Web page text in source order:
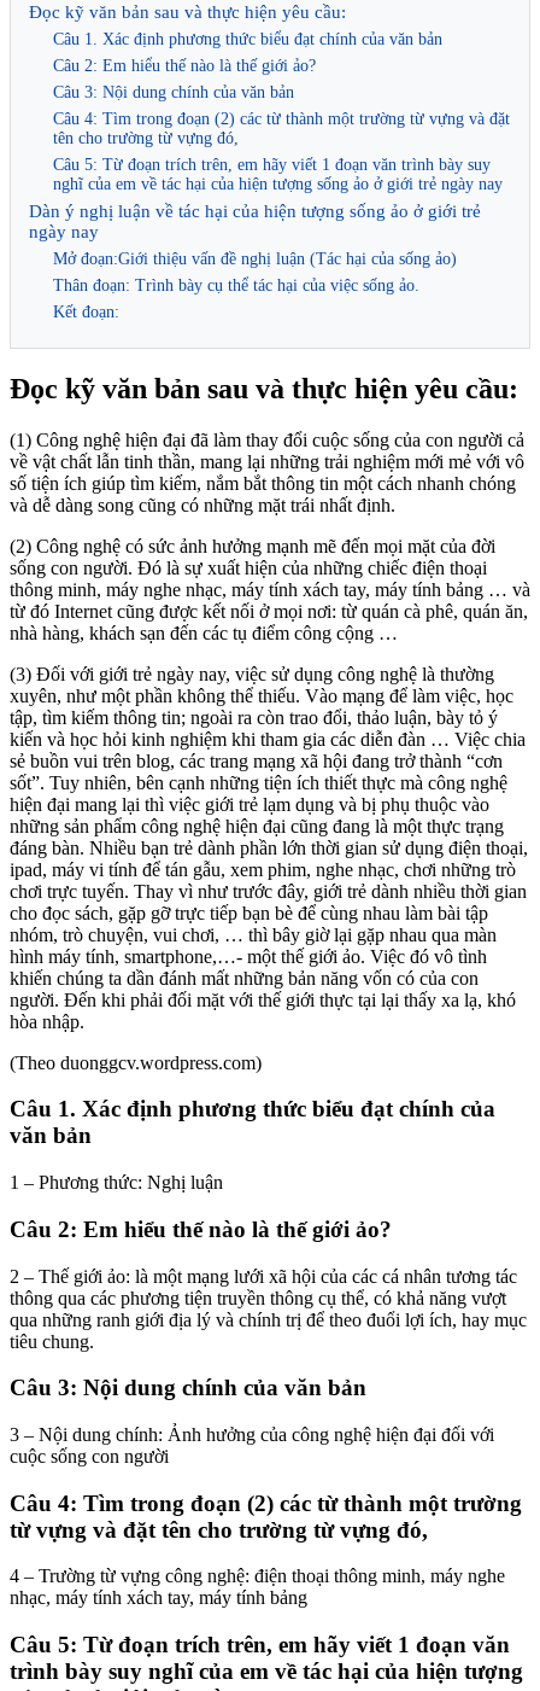
Đọc kỹ văn bản sau và thực hiện yêu cầu:
Câu 1. Xác định phương thức biểu đạt chính của văn bản
Câu 2: Em hiểu thế nào là thế giới ảo?
Câu 3: Nội dung chính của văn bản
Câu 4: Tìm trong đoạn (2) các từ thành một trường từ vựng và đặt
tên cho trường từ vựng đó,
Câu 5: Từ đoạn trích trên, em hãy viết 1 đoạn văn trình bày suy
nghĩ của em về tác hại của hiện tượng sống ảo ở giới trẻ ngày nay
Dàn ý nghị luận về tác hại của hiện tượng sống ảo ở giới trẻ
ngày nay
Mở đoạn:Giới thiệu vấn đề nghị luận (Tác hại của sống ảo)
Thân đoạn: Trình bày cụ thể tác hại của việc sống ảo.
Kết đoạn:
Đọc kỹ văn bản sau và thực hiện yêu cầu:
(1) Công nghệ hiện đại đã làm thay đổi cuộc sống của con người cả
về vật chất lẫn tinh thần, mang lại những trải nghiệm mới mẻ với vô
số tiện ích giúp tìm kiếm, nắm bắt thông tin một cách nhanh chóng
và dễ dàng song cũng có những mặt trái nhất định.
(2) Công nghệ có sức ảnh hưởng mạnh mẽ đến mọi mặt của đời
sống con người. Đó là sự xuất hiện của những chiếc điện thoại
thông minh, máy nghe nhạc, máy tính xách tay, máy tính bảng … và
từ đó Internet cũng được kết nối ở mọi nơi: từ quán cà phê, quán ăn,
nhà hàng, khách sạn đến các tụ điểm công cộng …
(3) Đối với giới trẻ ngày nay, việc sử dụng công nghệ là thường
xuyên, như một phần không thể thiếu. Vào mạng để làm việc, học
tập, tìm kiếm thông tin; ngoài ra còn trao đổi, thảo luận, bày tỏ ý
kiến và học hỏi kinh nghiệm khi tham gia các diễn đàn … Việc chia
sẻ buồn vui trên blog, các trang mạng xã hội đang trở thành “cơn
sốt”. Tuy nhiên, bên cạnh những tiện ích thiết thực mà công nghệ
hiện đại mang lại thì việc giới trẻ lạm dụng và bị phụ thuộc vào
những sản phẩm công nghệ hiện đại cũng đang là một thực trạng
đáng bàn. Nhiều bạn trẻ dành phần lớn thời gian sử dụng điện thoại,
ipad, máy vi tính để tán gẫu, xem phim, nghe nhạc, chơi những trò
chơi trực tuyến. Thay vì như trước đây, giới trẻ dành nhiều thời gian
cho đọc sách, gặp gỡ trực tiếp bạn bè để cùng nhau làm bài tập
nhóm, trò chuyện, vui chơi, … thì bây giờ lại gặp nhau qua màn
hình máy tính, smartphone,…- một thế giới ảo. Việc đó vô tình
khiến chúng ta dần đánh mất những bản năng vốn có của con
người. Đến khi phải đối mặt với thế giới thực tại lại thấy xa lạ, khó
hòa nhập.
(Theo duonggcv.wordpress.com)
Câu 1. Xác định phương thức biểu đạt chính của
văn bản
1 – Phương thức: Nghị luận
Câu 2: Em hiểu thế nào là thế giới ảo?
2 – Thế giới ảo: là một mạng lưới xã hội của các cá nhân tương tác
thông qua các phương tiện truyền thông cụ thể, có khả năng vượt
qua những ranh giới địa lý và chính trị để theo đuổi lợi ích, hay mục
tiêu chung.
Câu 3: Nội dung chính của văn bản
3 – Nội dung chính: Ảnh hưởng của công nghệ hiện đại đối với
cuộc sống con người
Câu 4: Tìm trong đoạn (2) các từ thành một trường
từ vựng và đặt tên cho trường từ vựng đó,
4 – Trường từ vựng công nghệ: điện thoại thông minh, máy nghe
nhạc, máy tính xách tay, máy tính bảng
Câu 5: Từ đoạn trích trên, em hãy viết 1 đoạn văn
trình bày suy nghĩ của em về tác hại của hiện tượng